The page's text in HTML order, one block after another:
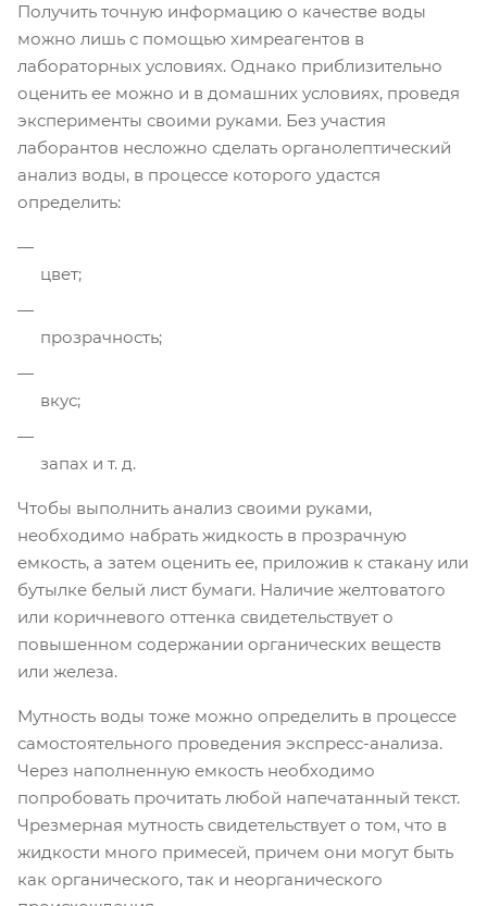
Получить точную информацию о качестве воды
можно лишь с помощью химреагентов в
лабораторных условиях. Однако приблизительно
оценить ее можно и в домашних условиях, проведя
эксперименты своими руками. Без участия
лаборантов несложно сделать органолептический
анализ воды, в процессе которого удастся
определить:
цвет;
прозрачность;
вкус;
запах и т. д.
Чтобы выполнить анализ своими руками,
необходимо набрать жидкость в прозрачную
емкость, а затем оценить ее, приложив к стакану или
бутылке белый лист бумаги. Наличие желтоватого
или коричневого оттенка свидетельствует о
повышенном содержании органических веществ
или железа.
Мутность воды тоже можно определить в процессе
самостоятельного проведения экспресс-анализа.
Через наполненную емкость необходимо
попробовать прочитать любой напечатанный текст.
Чрезмерная мутность свидетельствует о том, что в
жидкости много примесей, причем они могут быть
как органического, так и неорганического